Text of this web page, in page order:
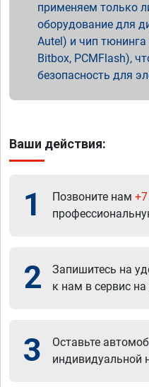
применяем только
оборудование для
Autel) и чип тюнинга
Bitbox, PCMFlash),
безопасность для
Ваши действия:
1 Позвоните нам
2
Запишитесь на
к нам в сервис
3
Оставьте
индивидуальной